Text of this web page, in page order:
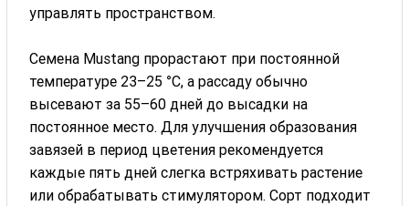
управлять пространством.
Семена Mustang прорастают при постоянной
температуре 23–25 °C, а рассаду обычно
высевают за 55–60 дней до высадки на
постоянное место. Для улучшения образования
завязей в период цветения рекомендуется
каждые пять дней слегка встряхивать растение
или обрабатывать стимулятором. Сорт подходит